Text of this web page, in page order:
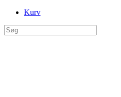
Kurv